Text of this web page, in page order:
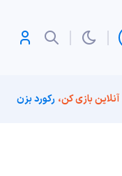
آنلاین بازی کن، رکورد بزن